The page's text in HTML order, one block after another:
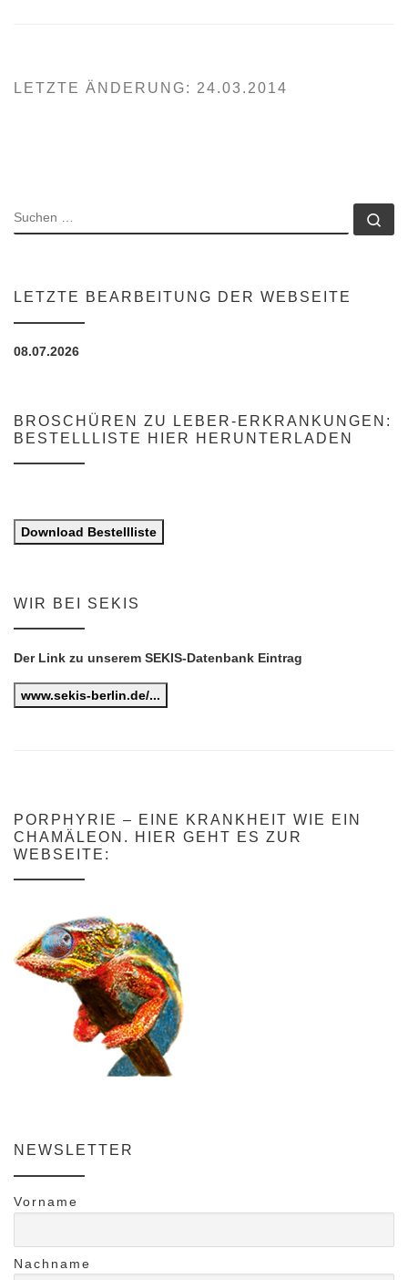
LETZTE ÄNDERUNG: 24.03.2014
SUCHE
LETZTE BEARBEITUNG DER WEBSEITE
08.07.2026
BROSCHÜREN ZU LEBER-ERKRANKUNGEN:
BESTELLLISTE HIER HERUNTERLADEN
Download Bestellliste
WIR BEI SEKIS
Der Link zu unserem SEKIS-Datenbank Eintrag
www.sekis-berlin.de/...
PORPHYRIE – EINE KRANKHEIT WIE EIN
CHAMÄLEON. HIER GEHT ES ZUR
WEBSEITE:
NEWSLETTER
Vorname
Nachname